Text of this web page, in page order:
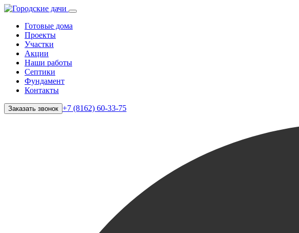
Готовые дома
Проекты
Участки
Акции
Наши работы
Септики
Фундамент
Контакты
Заказать звонок +7 (8162) 60-33-75